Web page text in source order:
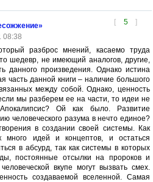
[ 5 ]
08:38
разброс мнений, касаемо труда
шедевр, не имеющий аналогов, другие,
данного произведения. Однако истина
часть данной книги – наличие большого
между собой. Однако, ценность
мы разберем ее на части, то идеи не
Ой как было. Развитие
человеческого разума в нечто единое?
в создании своей системы. Как
много идей и концептов, и остаться
в абсурд, так как системы в которых
постоянные отсылки на пророков и
вкупе могут вызвать смех.
создаваемой вселенной. Самая